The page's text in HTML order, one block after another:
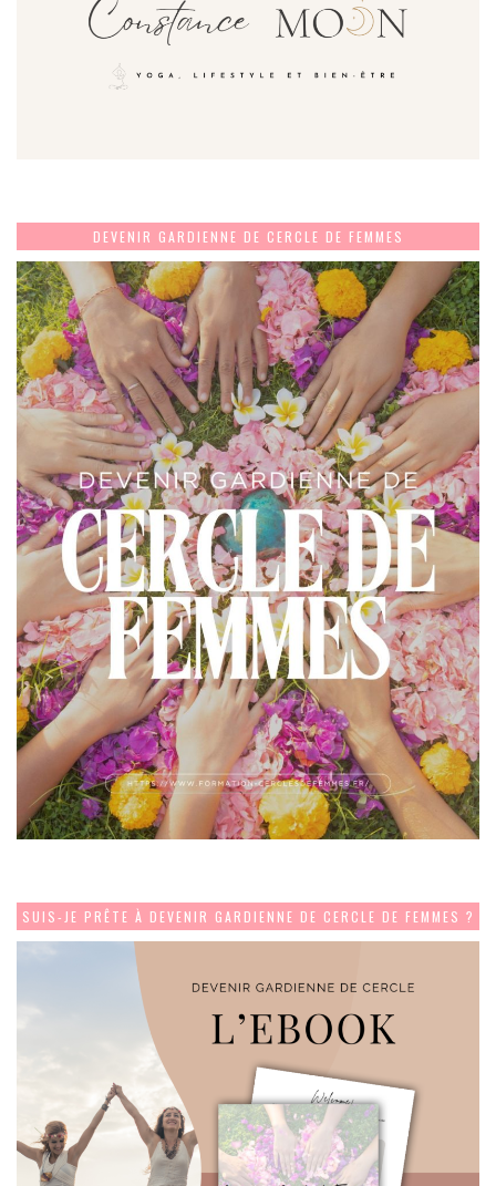
DEVENIR GARDIENNE DE CERCLE DE FEMMES
SUIS-JE PRÊTE À DEVENIR GARDIENNE DE CERCLE DE FEMMES ?